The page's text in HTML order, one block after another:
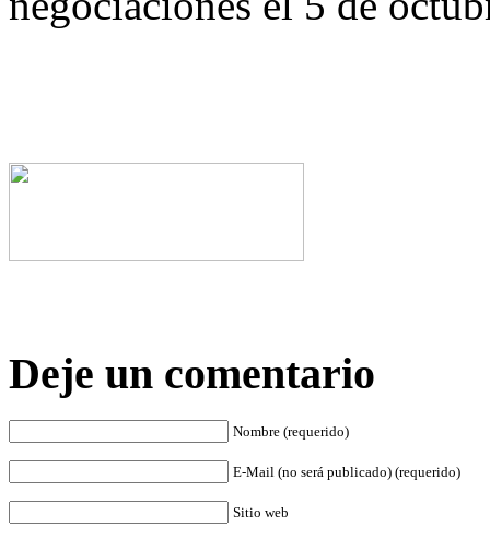
Deje un comentario
Nombre (requerido)
E-Mail (no será publicado) (requerido)
Sitio web